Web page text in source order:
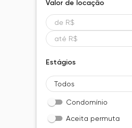
Valor de locação
Estágios
Todos
Condomínio
Aceita permuta